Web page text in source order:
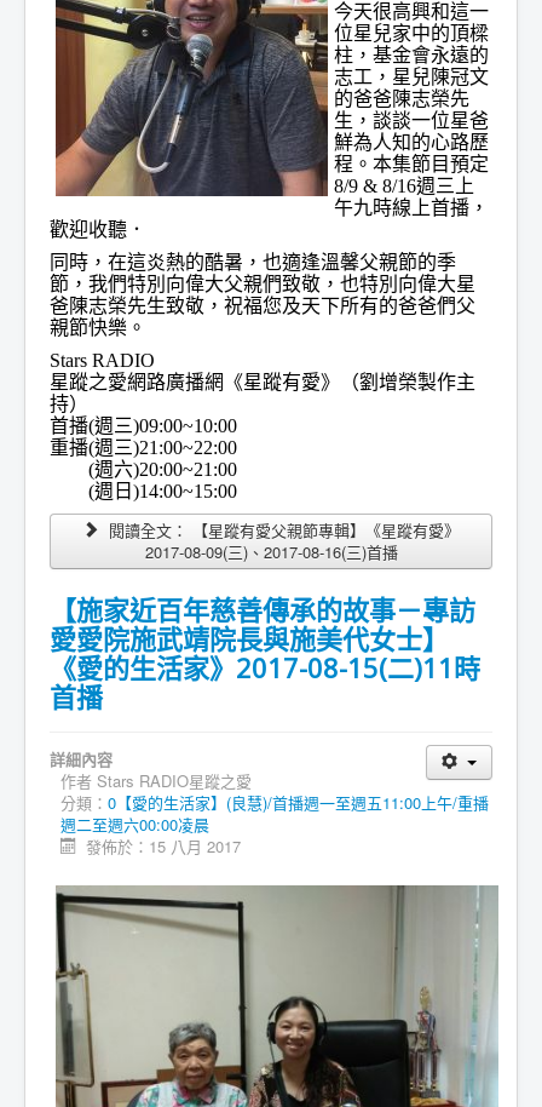
今天很高興和這一
位星兒家中的頂樑
柱，基金會永遠的
志工，星兒陳冠文
的爸爸陳志榮先
生，談談一位星爸
鮮為人知的心路歷
程。本集節目預定
8/9 & 8/16週三上
午九時線上首播，
歡迎收聽．
同時，在這炎熱的酷暑，也適逢溫馨父親節的季
節，我們特別向偉大父親們致敬，也特別向偉大星
爸陳志榮先生致敬，祝福您及天下所有的爸爸們父
親節快樂。
Stars RADIO
星蹤之愛網路廣播網《星蹤有愛》（劉增榮製作主
持）
首播(週三)09:00~10:00
重播(週三)21:00~22:00
(週六)20:00~21:00
(週日)14:00~15:00
閱讀全文： 【星蹤有愛父親節專輯】《星蹤有愛》
2017-08-09(三)、2017-08-16(三)首播
【施家近百年慈善傳承的故事－專訪
愛愛院施武靖院長與施美代女士】
《愛的生活家》2017-08-15(二)11時
首播
詳細內容
作者 Stars RADIO星蹤之愛
分類： 0【愛的生活家】(良慧)/首播週一至週五11:00上午/重播
週二至週六00:00凌晨
發佈於：15 八月 2017